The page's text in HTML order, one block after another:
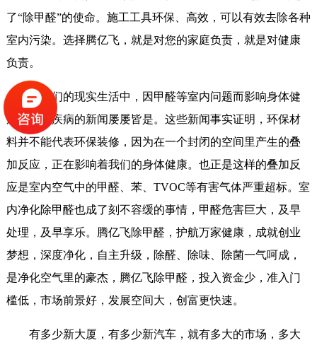
了“除甲醛”的使命。施工工具环保、高效，可以有效去除各种
室内污染。选择腾亿飞，就是对您的家庭负责，就是对健康
负责。
在我们的现实生活中，因甲醛等室内问题而影响身体健
康，带来疾病的新闻屡屡皆是。这些新闻事实证明，环保材
料并不能代表环保装修，因为在一个封闭的空间里产生的叠
加反应，正在影响着我们的身体健康。也正是这样的叠加反
应是室内空气中的甲醛、苯、TVOC等有害气体严重超标。室
内净化除甲醛也成了刻不容缓的事情，甲醛危害巨大，及早
处理，及早享乐。腾亿飞除甲醛，护航万家健康，成就创业
梦想，深度净化，自主升级，除醛、除味、除菌一气呵成，
是净化空气里的豪杰，腾亿飞除甲醛，投入资金少，准入门
槛低，市场前景好，发展空间大，创富更快速。
有多少新大厦，有多少新汽车，就有多大的市场，多大